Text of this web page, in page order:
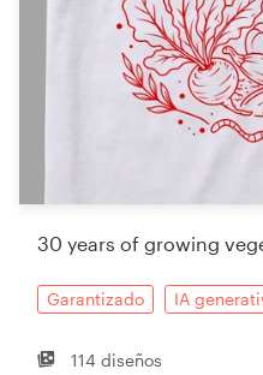
30 years of growing
Garantizado IA
114 diseños